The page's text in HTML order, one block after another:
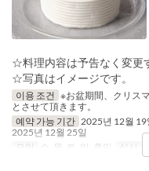
☆料理内容は予告なく変更
☆写真はイメージです。
이용 조건 ※お盆期間、クリス
とさせて頂きます。
예약 가능 기간 2025년 12월 19
2025년 12월 25일
요일
수, 목, 토, 일, 휴일 식사